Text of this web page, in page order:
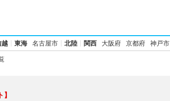
越 東海 名古屋市 北陸 関西 大阪府 京都府 神戸市